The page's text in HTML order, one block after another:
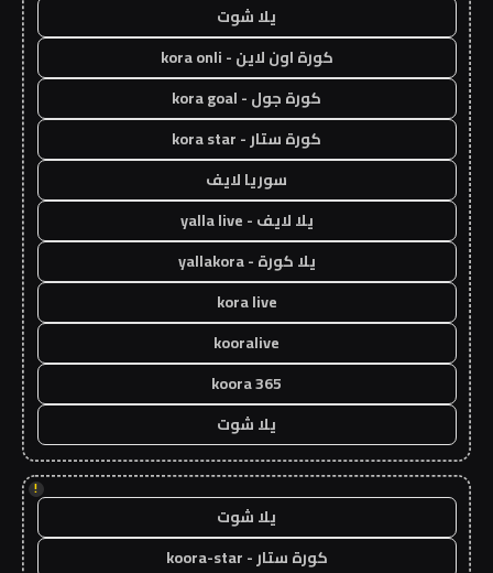
يلا شوت
كورة اون لاين - kora onli
كورة جول - kora goal
كورة ستار - kora star
سوريا لايف
يلا لايف - yalla live
يلا كورة - yallakora
kora live
kooralive
koora 365
يلا شوت
!
يلا شوت
كورة ستار - koora-star